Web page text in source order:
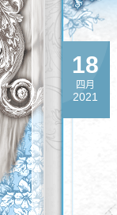
18
四月
2021